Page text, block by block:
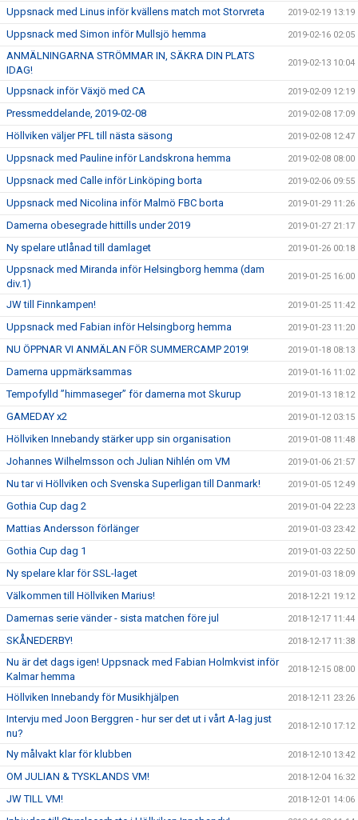
Uppsnack med Linus inför kvällens match mot Storvreta 2019-02-19 13:19
Uppsnack med Simon inför Mullsjö hemma 2019-02-16 02:05
ANMÄLNINGARNA STRÖMMAR IN, SÄKRA DIN PLATS
IDAG!
2019-02-13 10:04
Uppsnack inför Växjö med CA 2019-02-09 12:19
Pressmeddelande, 2019-02-08 2019-02-08 17:09
Höllviken väljer PFL till nästa säsong 2019-02-08 12:47
Uppsnack med Pauline inför Landskrona hemma 2019-02-08 08:00
Uppsnack med Calle inför Linköping borta 2019-02-06 09:55
Uppsnack med Nicolina inför Malmö FBC borta 2019-01-29 11:26
Damerna obesegrade hittills under 2019 2019-01-27 21:17
Ny spelare utlånad till damlaget 2019-01-26 00:18
Uppsnack med Miranda inför Helsingborg hemma (dam
div.1)
2019-01-25 16:00
JW till Finnkampen! 2019-01-25 11:42
Uppsnack med Fabian inför Helsingborg hemma 2019-01-23 11:20
NU ÖPPNAR VI ANMÄLAN FÖR SUMMERCAMP 2019! 2019-01-18 08:13
Damerna uppmärksammas 2019-01-16 11:02
Tempofylld ”himmaseger” för damerna mot Skurup 2019-01-13 18:12
GAMEDAY x2 2019-01-12 03:15
Höllviken Innebandy stärker upp sin organisation 2019-01-08 11:48
Johannes Wilhelmsson och Julian Nihlén om VM 2019-01-06 21:57
Nu tar vi Höllviken och Svenska Superligan till Danmark! 2019-01-05 12:49
Gothia Cup dag 2 2019-01-04 22:23
Mattias Andersson förlänger 2019-01-03 23:42
Gothia Cup dag 1 2019-01-03 22:50
Ny spelare klar för SSL-laget 2019-01-03 18:09
Välkommen till Höllviken Marius! 2018-12-21 19:12
Damernas serie vänder - sista matchen före jul 2018-12-17 11:44
SKÅNEDERBY! 2018-12-17 11:38
Nu är det dags igen! Uppsnack med Fabian Holmkvist inför
Kalmar hemma
2018-12-15 08:00
Höllviken Innebandy för Musikhjälpen 2018-12-11 23:26
Intervju med Joon Berggren - hur ser det ut i vårt A-lag just
nu?
2018-12-10 17:12
Ny målvakt klar för klubben 2018-12-10 13:42
OM JULIAN & TYSKLANDS VM! 2018-12-04 16:32
JW TILL VM! 2018-12-01 14:06